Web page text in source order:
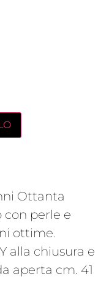
Ottanta
con perle e
ottime.
alla chiusura e
aperta cm. 41